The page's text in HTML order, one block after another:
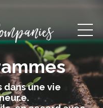
dans une vie